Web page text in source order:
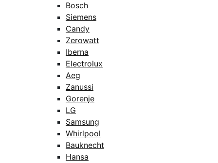
Bosch
Siemens
Candy
Zerowatt
Iberna
Electrolux
Aeg
Zanussi
Gorenje
LG
Samsung
Whirlpool
Bauknecht
Hansa